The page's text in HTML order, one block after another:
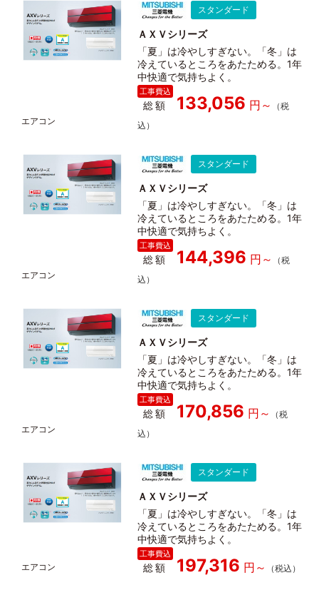
スタンダード
ＡＸＶシリーズ
「夏」は冷やしすぎない。「冬」は
冷えているところをあたためる。1年
中快適で気持ちよく。
総額 133,056
スタンダード
ＡＸＶシリーズ
「夏」は冷やしすぎない。「冬」は
冷えているところをあたためる。1年
中快適で気持ちよく。
総額 144,396
スタンダード
ＡＸＶシリーズ
「夏」は冷やしすぎない。「冬」は
冷えているところをあたためる。1年
中快適で気持ちよく。
総額 170,856
スタンダード
ＡＸＶシリーズ
「夏」は冷やしすぎない。「冬」は
冷えているところをあたためる。1年
中快適で気持ちよく。
総額 197,316